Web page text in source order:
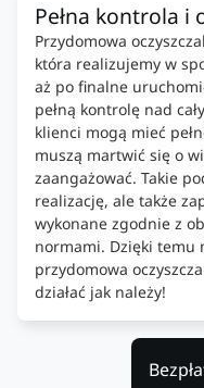
Pełna kontrola i
Przydomowa
która realizujemy w
aż po finalne
pełną kontrolę nad
klienci mogą mieć
muszą martwić się o
zaangażować. Takie
realizację, ale także
wykonane zgodnie z
normami. Dzięki temu
przydomowa
działać jak należy!